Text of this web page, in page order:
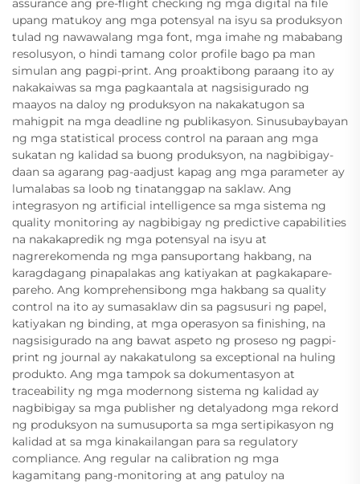
assurance ang pre-flight checking ng mga digital na file
upang matukoy ang mga potensyal na isyu sa produksyon
tulad ng nawawalang mga font, mga imahe ng mababang
resolusyon, o hindi tamang color profile bago pa man
simulan ang pagpi-print. Ang proaktibong paraang ito ay
nakakaiwas sa mga pagkaantala at nagsisigurado ng
maayos na daloy ng produksyon na nakakatugon sa
mahigpit na mga deadline ng publikasyon. Sinusubaybayan
ng mga statistical process control na paraan ang mga
sukatan ng kalidad sa buong produksyon, na nagbibigay-
daan sa agarang pag-aadjust kapag ang mga parameter ay
lumalabas sa loob ng tinatanggap na saklaw. Ang
integrasyon ng artificial intelligence sa mga sistema ng
quality monitoring ay nagbibigay ng predictive capabilities
na nakakapredik ng mga potensyal na isyu at
nagrerekomenda ng mga pansuportang hakbang, na
karagdagang pinapalakas ang katiyakan at pagkakapare-
pareho. Ang komprehensibong mga hakbang sa quality
control na ito ay sumasaklaw din sa pagsusuri ng papel,
katiyakan ng binding, at mga operasyon sa finishing, na
nagsisigurado na ang bawat aspeto ng proseso ng pagpi-
print ng journal ay nakakatulong sa exceptional na huling
produkto. Ang mga tampok sa dokumentasyon at
traceability ng mga modernong sistema ng kalidad ay
nagbibigay sa mga publisher ng detalyadong mga rekord
ng produksyon na sumusuporta sa mga sertipikasyon ng
kalidad at sa mga kinakailangan para sa regulatory
compliance. Ang regular na calibration ng mga
kagamitang pang-monitoring at ang patuloy na